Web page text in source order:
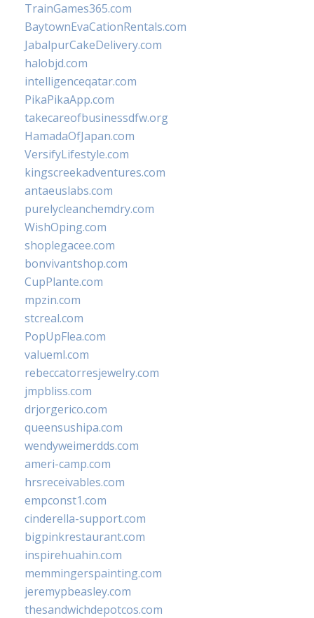
TrainGames365.com
BaytownEvaCationRentals.com
JabalpurCakeDelivery.com
halobjd.com
intelligenceqatar.com
PikaPikaApp.com
takecareofbusinessdfw.org
HamadaOfJapan.com
VersifyLifestyle.com
kingscreekadventures.com
antaeuslabs.com
purelycleanchemdry.com
WishOping.com
shoplegacee.com
bonvivantshop.com
CupPlante.com
mpzin.com
stcreal.com
PopUpFlea.com
valueml.com
rebeccatorresjewelry.com
jmpbliss.com
drjorgerico.com
queensushipa.com
wendyweimerdds.com
ameri-camp.com
hrsreceivables.com
empconst1.com
cinderella-support.com
bigpinkrestaurant.com
inspirehuahin.com
memmingerspainting.com
jeremypbeasley.com
thesandwichdepotcos.com